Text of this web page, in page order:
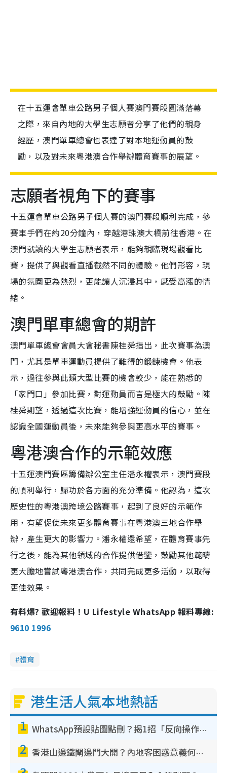
在十五運會單車公路男子個人賽澳門賽段圓滿落幕
之際，來自內地的大學生志願者分享了他們的親身
經歷，澳門單車總會也表達了對本地運動員的鼓
勵，以及對未來粵港澳合作舉辦體育賽事的展望。
志願者視角下的賽事
十五運會單車公路男子個人賽的澳門賽段順利完成，參
賽車手們在約20分鐘內，穿越港珠澳大橋前往香港。在
澳門就讀的大學生志願者表示，能夠親臨現場觀看比
賽，提供了與觀看直播截然不同的體驗。他們形容，現
場的氛圍更為熱烈，更能讓人沉浸其中，感受高漲的情
緒。
澳門單車總會的期許
澳門單車總會會員大會秘書陳桂舜指出，此次賽事為澳
門，尤其是單車運動員提供了難得的鍛鍊機會。他表
示，過往參與此類大型比賽的機會較少，能在熟悉的
「家門口」參加比賽，對運動員而言是極大的鼓勵。陳
桂舜期望，透過這次比賽，能增強運動員的信心，並在
認識全國運動員後，未來能夠參與更高水平的賽事。
粵港澳合作的示範效應
十五運澳門賽區籌備辦公室主任潘永權表示，澳門賽段
的順利舉行，歸功於各方面的充分準備。他認為，這次
歷史性的粵港澳跨境公路賽事，起到了良好的示範作
用，有望促使未來更多體育賽事在粵港澳三地合作舉
辦，產生更大的影響力。潘永權還希望，在體育賽事先
行之後，能為其他領域的合作提供借鑒，鼓勵其他範疇
更大膽地嘗試粵港澳合作，共同完成更多活動，以取得
更佳效果。
有料爆? 歡迎報料！U Lifestyle WhatsApp 報料專線:
9610 1996
體育
港生活人氣本地熱話
1 WhatsApp預設貼圖點刪？揭1招「反向操作」還原簡潔介面 附3步實測教學
2 香港山邊鐵閘邊門大開？內地客困惑意義何在！網民神回覆：呢種叫法理性防禦